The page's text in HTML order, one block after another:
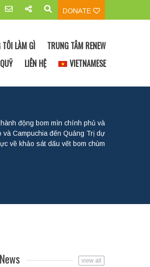
DONATE
TÔI LÀM GÌ
TRUNG TÂM RENEW
LIÊN HỆ VIETNAMESE
động bom mìn chính phủ và
và Campuchia đến Quảng Trị dự
về khảo sát dấu vết bom chùm
view all